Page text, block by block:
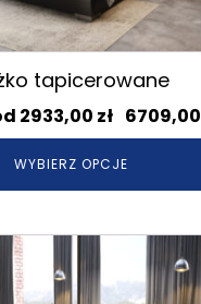
tapicerowane
2933,00 zł– 6709,00
WYBIERZ OPCJE